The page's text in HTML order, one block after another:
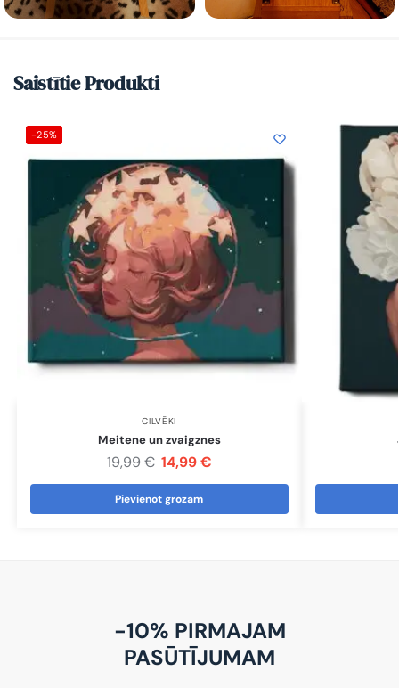
Saistītie Produkti
-25%
CILVĒKI
Meitene un zvaigznes
19,99€ 14,99€
Pievienot grozam
-10% PIRMAJAM
PASŪTĪJUMAM